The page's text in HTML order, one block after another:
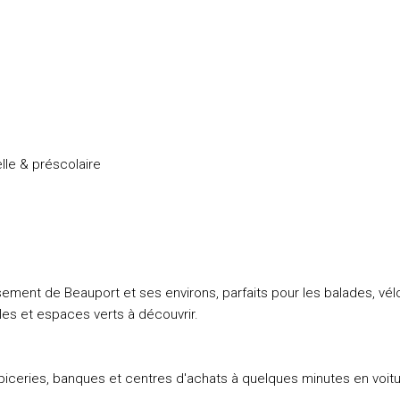
& préscolaire
de Beauport et ses environs, parfaits pour les balades,
et espaces verts à découvrir.
banques et centres d'achats à quelques minutes en